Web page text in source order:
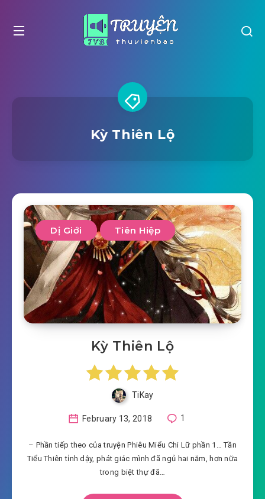
Kỳ Thiên Lộ
Dị Giới Tiên Hiệp
Kỳ Thiên Lộ
TiKay
February 13, 2018 1
– Phần tiếp theo của truyện Phiêu Miểu Chi Lữ phần 1… Tần
Tiểu Thiên tỉnh dậy, phát giác mình đã ngủ hai năm, hơn nữa
trong biệt thự đã…